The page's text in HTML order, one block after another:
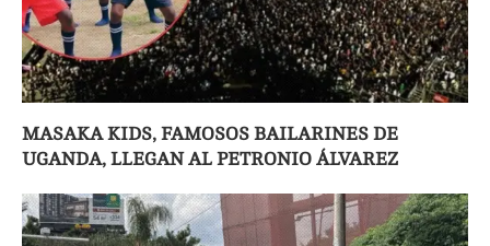
MASAKA KIDS, FAMOSOS BAILARINES DE
UGANDA, LLEGAN AL PETRONIO ÁLVAREZ